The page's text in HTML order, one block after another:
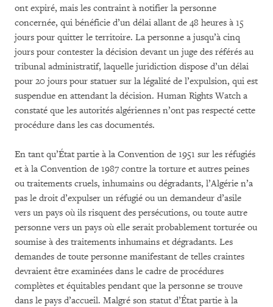
ont expiré, mais les contraint à notifier la personne
concernée, qui bénéficie d’un délai allant de 48 heures à 15
jours pour quitter le territoire. La personne a jusqu’à cinq
jours pour contester la décision devant un juge des référés au
tribunal administratif, laquelle juridiction dispose d’un délai
pour 20 jours pour statuer sur la légalité de l’expulsion, qui est
suspendue en attendant la décision. Human Rights Watch a
constaté que les autorités algériennes n’ont pas respecté cette
procédure dans les cas documentés.
En tant qu’État partie à la Convention de 1951 sur les réfugiés
et à la Convention de 1987 contre la torture et autres peines
ou traitements cruels, inhumains ou dégradants, l’Algérie n’a
pas le droit d’expulser un réfugié ou un demandeur d’asile
vers un pays où ils risquent des persécutions, ou toute autre
personne vers un pays où elle serait probablement torturée ou
soumise à des traitements inhumains et dégradants. Les
demandes de toute personne manifestant de telles craintes
devraient être examinées dans le cadre de procédures
complètes et équitables pendant que la personne se trouve
dans le pays d’accueil. Malgré son statut d’État partie à la